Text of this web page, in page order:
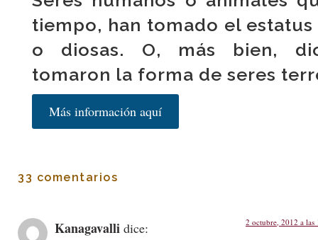
tiempo, han tomado el estatus
o diosas. O, más bien,
tomaron la forma de seres
Más información aquí
33 comentarios
Kanagavalli dice: 2 octubre, 2012 a las